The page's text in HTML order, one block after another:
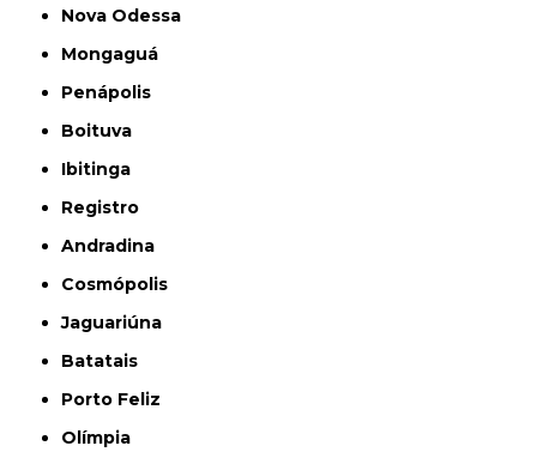
Nova Odessa
Mongaguá
Penápolis
Boituva
Ibitinga
Registro
Andradina
Cosmópolis
Jaguariúna
Batatais
Porto Feliz
Olímpia